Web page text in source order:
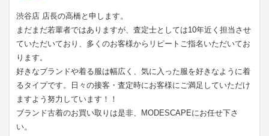
渋谷店 店長の高橋と申します。
まだまだ若輩者ではありますが、査定士としては10年近く担当させ
ていただいており、多くのお客様からリピートご指名いただいてお
ります。
好きなブランドや着る服は幅広く、気に入った服を好きなように着
るタイプです。日々の接客・査定時にお客様にご満足していただけ
ますよう努力しています！！
ブランド古着のお買い取りは是非、MODESCAPEにお任せ下さ
い。